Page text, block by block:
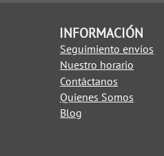
INFORMACIÓN
Seguimiento envíos
Nuestro horario
Contáctanos
Quienes Somos
Blog